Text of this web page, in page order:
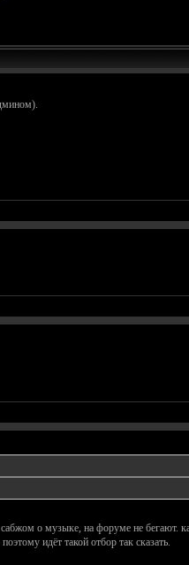
о музыке, на форуме не бегают.
идёт такой отбор так сказать.